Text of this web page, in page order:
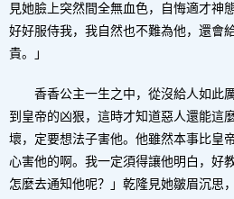
見她臉上突然間全無血色，自悔適才神
好好服侍我，我自然也不難為他，還會
貴。」
香香公主一生之中，從沒給人如此
到皇帝的凶狠，這時才知道惡人還能這
壞，定要想法子害他。他雖然本事比皇
心害他的啊。我一定須得讓他明白，好
怎麼去通知他呢？」乾隆見她皺眉沉思